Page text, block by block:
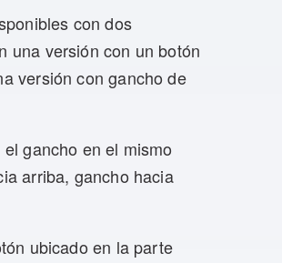
con dos
una versión con un botón
versión con gancho de
gancho en el mismo
arriba, gancho hacia
ubicado en la parte